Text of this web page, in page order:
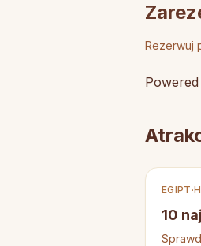
Rezerwuj
EGIPT ·
10